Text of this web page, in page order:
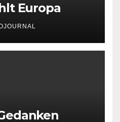
Europa